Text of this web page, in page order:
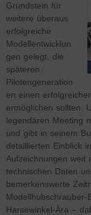
Grundstein für
weitere überaus
erfolgreiche
Modellentwicklun
gen gelegt, die
späteren
Pilotengeneration
en einen
ermöglichen sollten.
legendären Meeting
und gibt in seinem
detaillierten Einblick
Aufzeichnungen weit
technischen Daten
bemerkenswerte
Harsewinkel-Ära –